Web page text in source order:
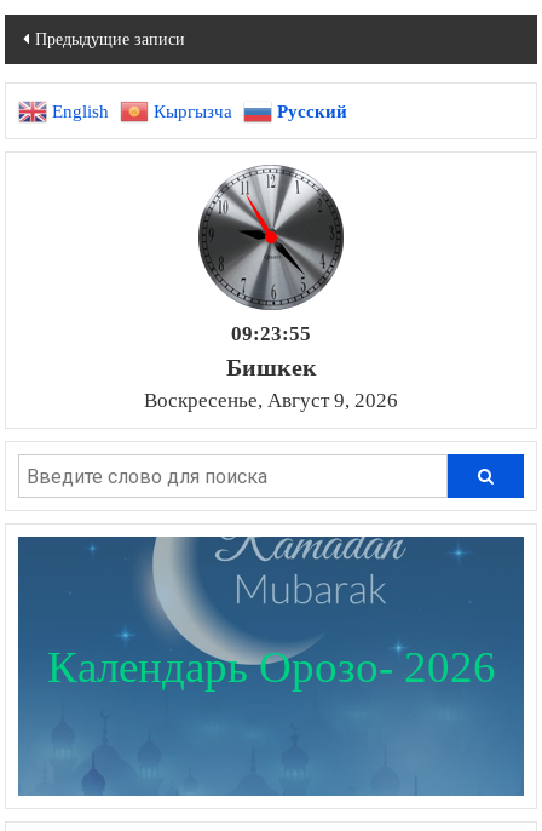
Навигация
по
записям
Предыдущие записи
English Кыргызча Русский
09:23:56
Бишкек
Воскресенье, Август 9, 2026
Календарь Орозо- 2026